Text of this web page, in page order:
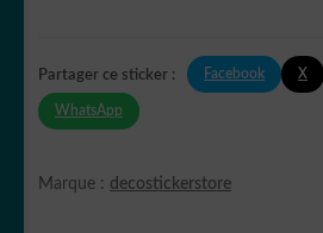
Partager ce sticker : Facebook X
WhatsApp
Marque : decostickerstore